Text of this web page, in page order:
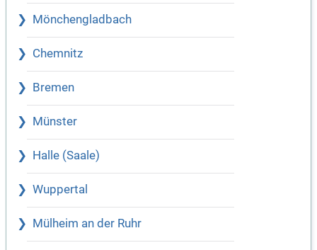
Mönchengladbach
Chemnitz
Bremen
Münster
Halle (Saale)
Wuppertal
Mülheim an der Ruhr